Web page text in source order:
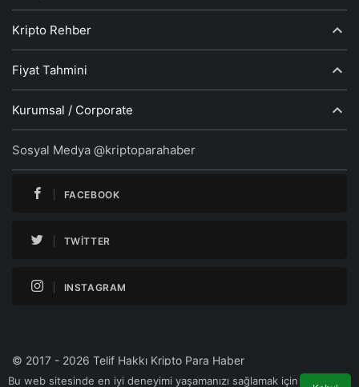
Bu web sitesinde en iyi deneyimi yaşamanızı sağlamak için
Kripto Rehber
Fiyat Tahmini
Kurumsal / Corporate
Sosyal Medya @kriptoparahaber
FACEBOOK
TWITTER
INSTAGRAM
© 2017 - 2026 Telif Hakkı Kripto Para Haber